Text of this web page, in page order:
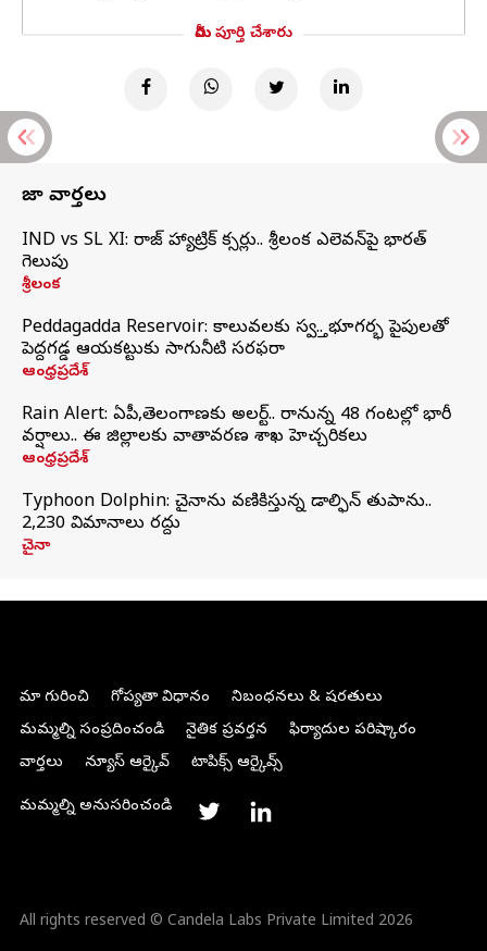
మీరు పూర్తి చేశారు
తాజా వార్తలు
IND vs SL XI: సిరాజ్‌ హ్యాట్రిక్‌ సిక్సర్లు.. శ్రీలంక ఎలెవన్‌పై భారత్‌
గెలుపు
శ్రీలంక
Peddagadda Reservoir: కాలువలకు స్వస్తి.. భూగర్భ పైపులతో
పెద్దగడ్డ ఆయకట్టుకు సాగునీటి సరఫరా
ఆంధ్రప్రదేశ్
Rain Alert: ఏపీ,తెలంగాణకు అలర్ట్.. రానున్న 48 గంటల్లో భారీ
వర్షాలు.. ఈ జిల్లాలకు వాతావరణ శాఖ హెచ్చరికలు
ఆంధ్రప్రదేశ్
Typhoon Dolphin: చైనాను వణికిస్తున్న డాల్ఫిన్‌ తుపాను..
2,230 విమానాలు రద్దు
చైనా
మా గురించి గోప్యతా విధానం
నిబంధనలు & షరతులు
మమ్మల్ని సంప్రదించండి
నైతిక ప్రవర్తన
ఫిర్యాదుల పరిష్కారం
వార్తలు
న్యూస్ ఆర్కైవ్ టాపిక్స్ ఆర్కైవ్స్
మమ్మల్ని అనుసరించండి
All rights reserved © Candela Labs Private Limited 2026